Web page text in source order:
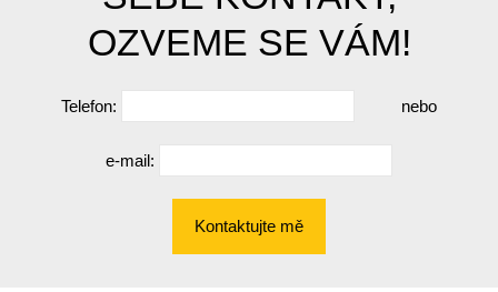
OZVEME SE VÁM!
Telefon: nebo
e-mail:
Kontaktujte mě